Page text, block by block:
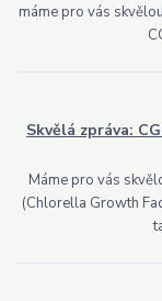
máme pro vás
Skvělá zpráva:
Máme pro vás
(Chlorella Growth